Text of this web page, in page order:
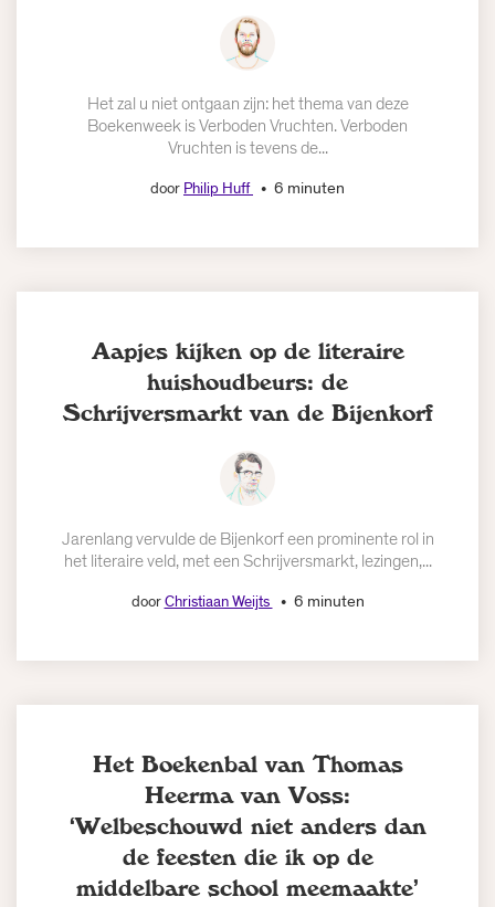
Het zal u niet ontgaan zijn: het thema van deze
Boekenweek is Verboden Vruchten. Verboden
Vruchten is tevens de...
door Philip Huff 6 minuten
Aapjes kijken op de literaire
huishoudbeurs: de
Schrijversmarkt van de Bijenkorf
Jarenlang vervulde de Bijenkorf een prominente rol in
het literaire veld, met een Schrijversmarkt, lezingen,...
doorChristiaan Weijts 6 minuten
Het Boekenbal van Thomas
Heerma van Voss:
‘Welbeschouwd niet anders dan
de feesten die ik op de
middelbare school meemaakte’